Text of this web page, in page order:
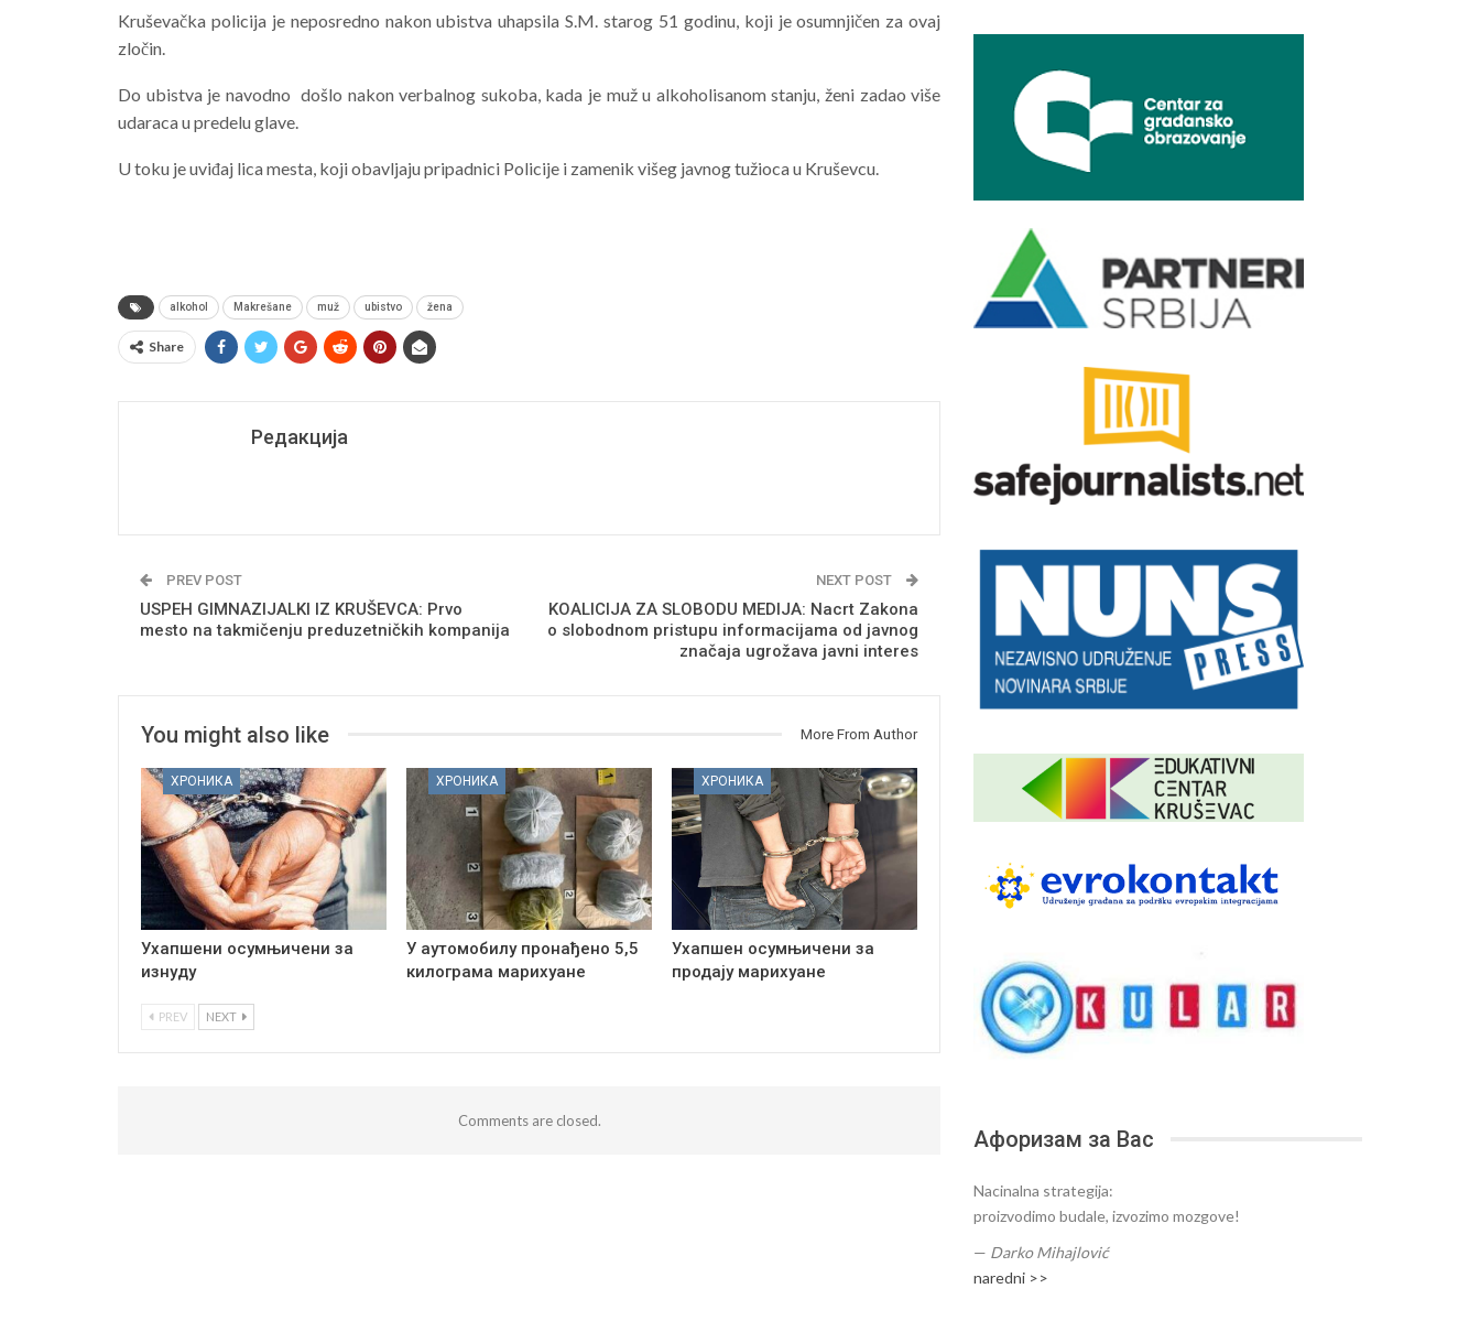
Kruševačka policija je neposredno nakon ubistva uhapsila S.M. starog 51 godinu, koji je osumnjičen za ovaj
zločin.
Do ubistva je navodno došlo nakon verbalnog sukoba, kada je muž u alkoholisanom stanju, ženi zadao više
udaraca u predelu glave.
U toku je uviđaj lica mesta, koji obavljaju pripadnici Policije i zamenik višeg javnog tužioca u Kruševcu.
alkohol Makrešane muž ubistvo žena
Share
Редакција
PREV POST
USPEH GIMNAZIJALKI IZ KRUŠEVCA: Prvo
mesto na takmičenju preduzetničkih kompanija
NEXT POST
KOALICIJA ZA SLOBODU MEDIJA: Nacrt Zakona
o slobodnom pristupu informacijama od javnog
značaja ugrožava javni interes
You might also like More From Author
ХРОНИКА
Ухапшени осумњичени за
изнуду
ХРОНИКА
У аутомобилу пронађено 5,5
килограма марихуане
ХРОНИКА
Ухапшен осумњичени за
продају марихуане
PREV NEXT
Comments are closed.
Афоризам за Вас
Nacinalna strategija:
proizvodimo budale, izvozimo mozgove!
— Darko Mihajlović
naredni >>